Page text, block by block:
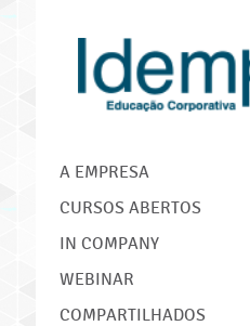
IDEMP
A EMPRESA
CURSOS ABERTOS
IN COMPANY
WEBINAR
COMPARTILHADOS